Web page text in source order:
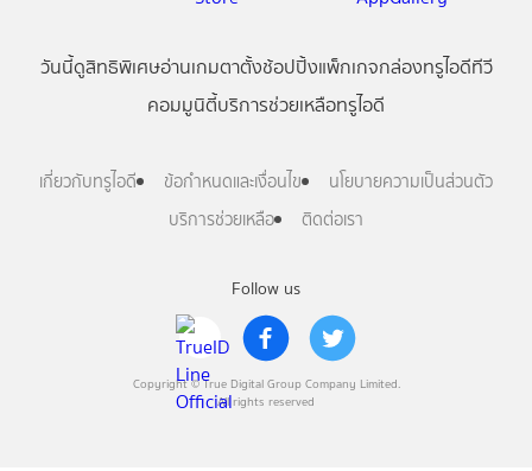
Follow us
Copyright © True Digital Group Company Limited.
All rights reserved
วันนี้ดูสิทธิพิเศษอ่านเกมตาตั้งช้อปปิ้งแพ็กเกจกล่องทรูไอดีทีวี
คอมมูนิตี้บริการช่วยเหลือทรูไอดี
เกี่ยวกับทรูไอดี ข้อกำหนดและเงื่อนไข
นโยบายความเป็นส่วนตัว
บริการช่วยเหลือ
ติดต่อเรา